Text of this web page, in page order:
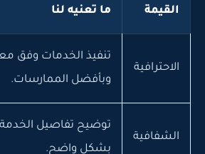
القيمة ما تعنيه لنا
الاحترافية
تنفيذ الخدمات وفق
وبأفضل الممارسات.
الشفافية
توضيح تفاصيل
بشكل واضح.